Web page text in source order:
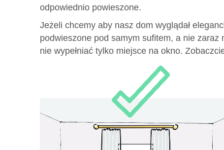
odpowiednio powieszone.
Jeżeli chcemy aby nasz dom wyglądał
podwieszone pod samym sufitem, a nie
nie wypełniać tylko miejsce na okno.